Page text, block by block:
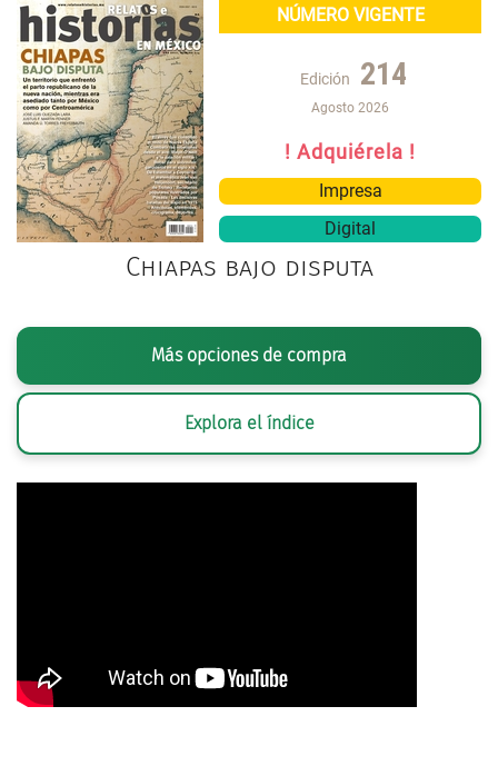
NÚMERO VIGENTE
Edición 214
Agosto 2026
! Adquiérela !
Impresa
Digital
Chiapas bajo disputa
Más opciones de compra
Explora el índice